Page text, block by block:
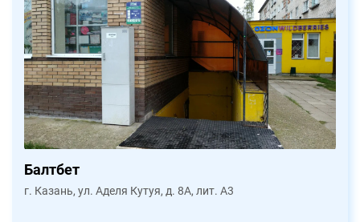
Балтбет
г. Казань, ул. Аделя Кутуя, д. 8А, лит. А3